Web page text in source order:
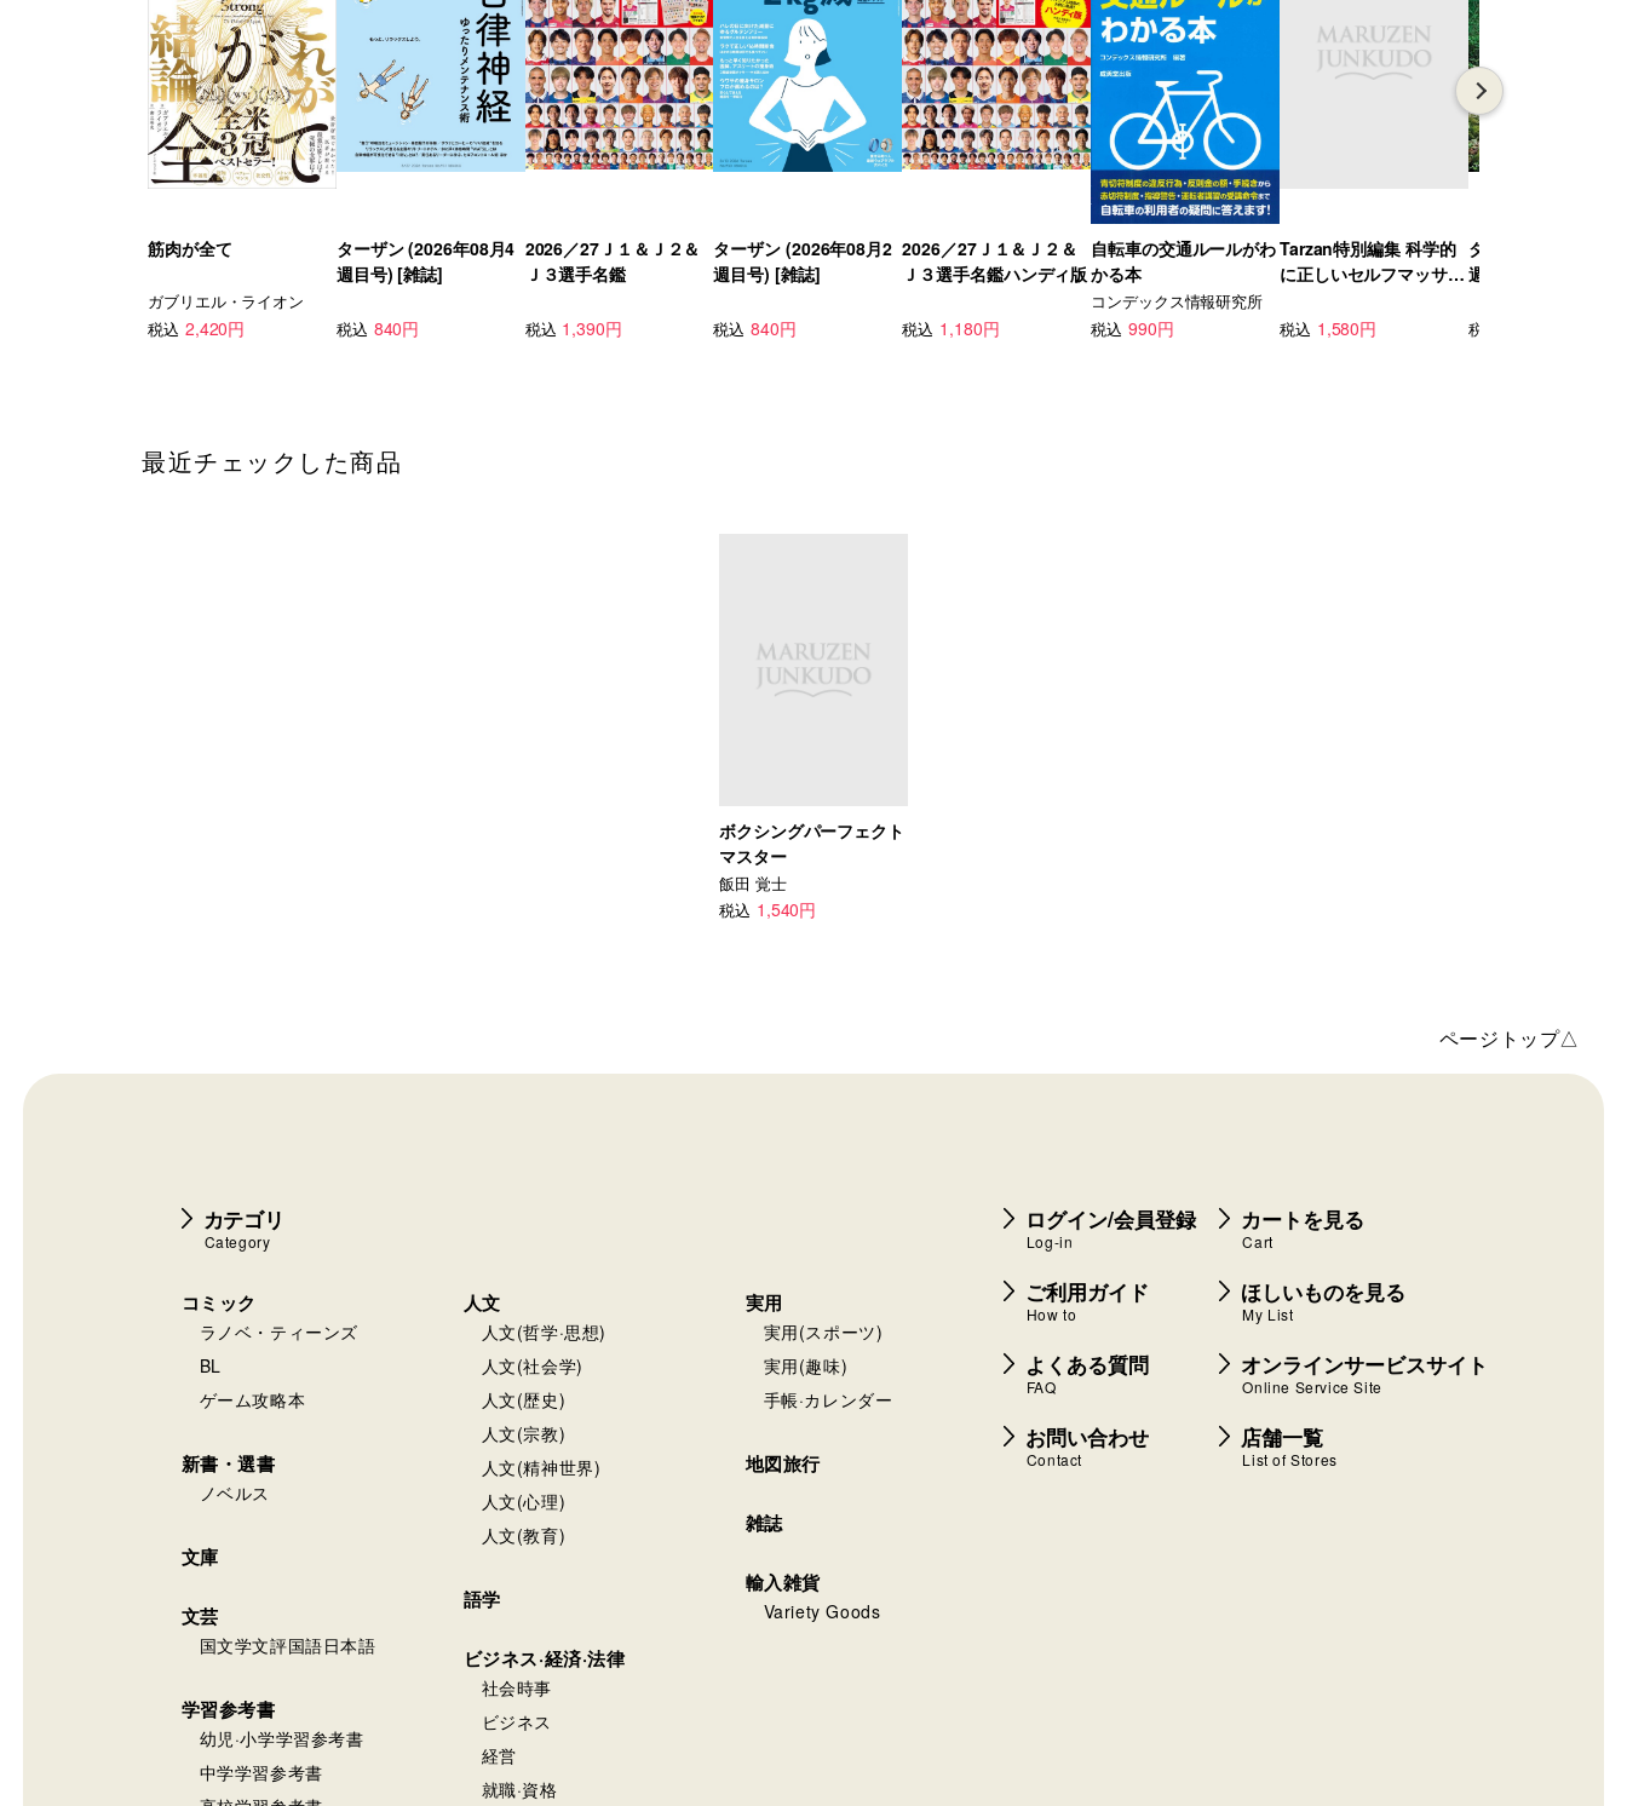
筋肉が全て
ガブリエル・ライオン
税込 2,420円
ターザン (2026年08月4
週目号) [雑誌]
税込 840円
2026／27Ｊ１＆Ｊ２＆
Ｊ３選手名鑑
税込 1,390円
ターザン (2026年08月2
週目号) [雑誌]
税込 840円
2026／27Ｊ１＆Ｊ２＆
Ｊ３選手名鑑ハンディ版
税込 1,180円
自転車の交通ルールがわ
かる本
コンデックス情報研究所
税込 990円
Tarzan特別編集 科学的
に正しいセルフマッサー
税込 1,580円
ターザン (2026年07
週目号) [雑誌]
税込
最近チェックした商品
ボクシングパーフェクト
マスター
飯田 覚士
税込 1,540円
ページトップ△
カテゴリ
Category
コミック
ラノベ・ティーンズ
BL
ゲーム攻略本
新書・選書
ノベルス
文庫
文芸
国文学文評国語日本語
学習参考書
幼児·小学学習参考書
中学学習参考書
人文
人文(哲学·思想)
人文(社会学)
人文(歴史)
人文(宗教)
人文(精神世界)
人文(心理)
人文(教育)
語学
ビジネス·経済·法律
社会時事
ビジネス
経営
就職·資格
実用
実用(スポーツ)
実用(趣味)
手帳·カレンダー
地図旅行
雑誌
輸入雑貨
Variety Goods
ログイン/会員登録
Log-in
カートを見る
Cart
ご利用ガイド
How to
ほしいものを見る
My List
よくある質問
FAQ
オンラインサービスサイト
Online Service Site
お問い合わせ
Contact
店舗一覧
List of Stores